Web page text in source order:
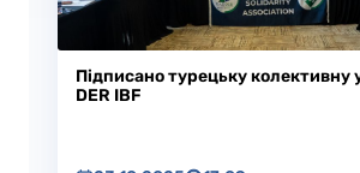
Підписано турецьку колективну
DER IBF